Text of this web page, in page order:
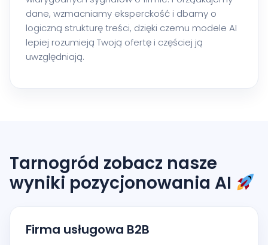
dane, wzmacniamy eksperckość i dbamy o
logiczną strukturę treści, dzięki czemu modele AI
lepiej rozumieją Twoją ofertę i częściej ją
uwzględniają.
Tarnogród zobacz nasze
wyniki pozycjonowania AI
Firma usługowa B2B